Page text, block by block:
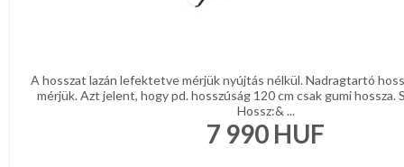
A hosszat lazán lefektetve mérjük nyújtás nélkül. Nadragtartó
mérjük. Azt jelent, hogy pd. hosszúság 120 cm csak gumi hossza.
Hossz:& ...
7 990 HUF